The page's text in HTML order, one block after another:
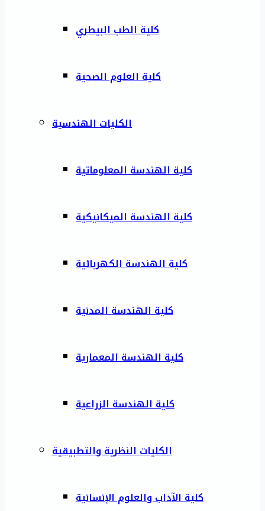
كلية الطب البيطري
كلية العلوم الصحية
الكليات الهندسية
كلية الهندسة المعلوماتية
كلية الهندسة الميكانيكية
كلية الهندسة الكهربائية
كلية الهندسة المدنية
كلية الهندسة المعمارية
كلية الهندسة الزراعية
الكليات النظرية والتطبيقية
كلية الآداب والعلوم الإنسانية